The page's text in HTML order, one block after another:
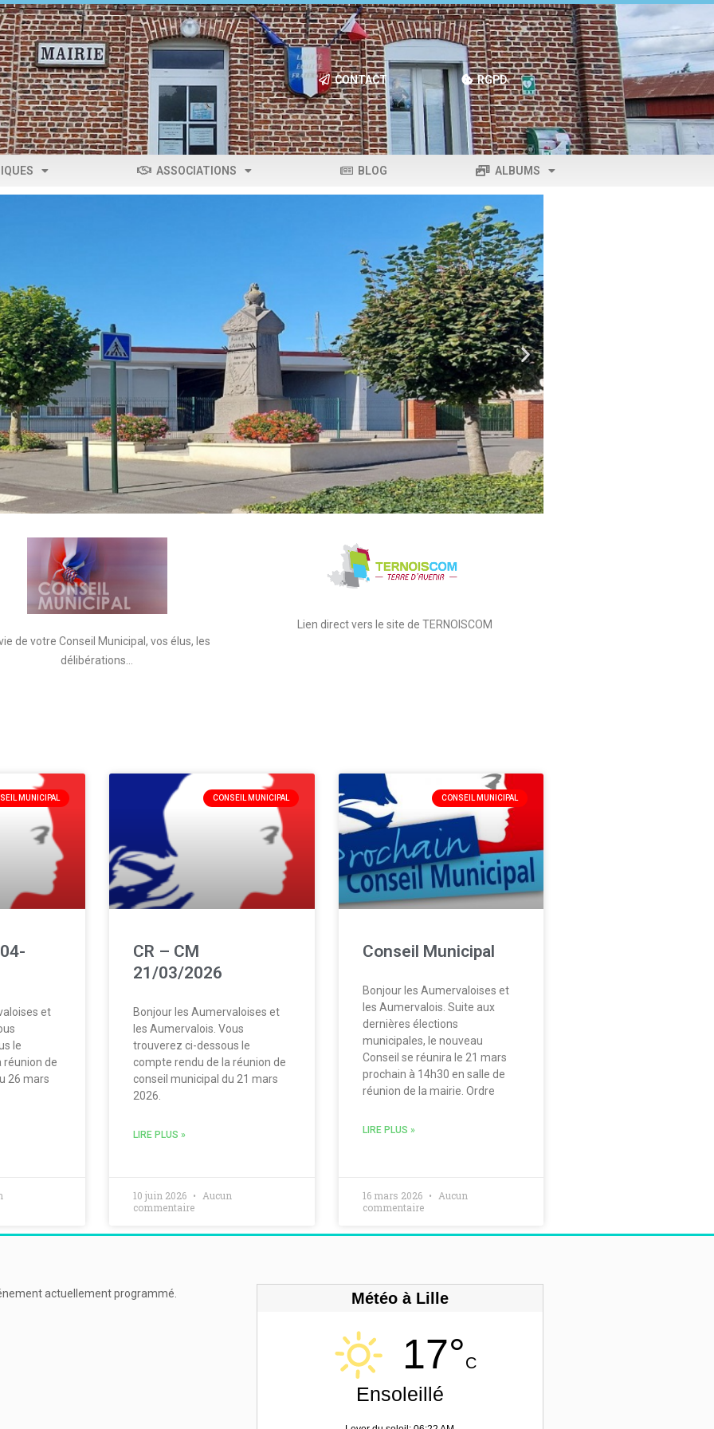
CONTACT RGPD
ASSOCIATIONS BLOG ALBUMS
de votre Conseil Municipal, vos élus, les
délibérations…
Lien direct vers le site de TERNOISCOM
MUNICIPAL
et
le
réunion de
26 mars
CONSEIL MUNICIPAL
CR – CM
21/03/2026
Bonjour les Aumervaloises et
les Aumervalois. Vous
trouverez ci-dessous le
compte rendu de la réunion de
conseil municipal du 21 mars
2026.
LIRE PLUS »
10 juin 2026
Aucun
commentaire
CONSEIL MUNICIPAL
Conseil Municipal
Bonjour les Aumervaloises et
les Aumervalois. Suite aux
dernières élections
municipales, le nouveau
Conseil se réunira le 21 mars
prochain à 14h30 en salle de
réunion de la mairie. Ordre
LIRE PLUS »
16 mars 2026
Aucun
commentaire
actuellement programmé. Météo à Lille
17°C
Ensoleillé